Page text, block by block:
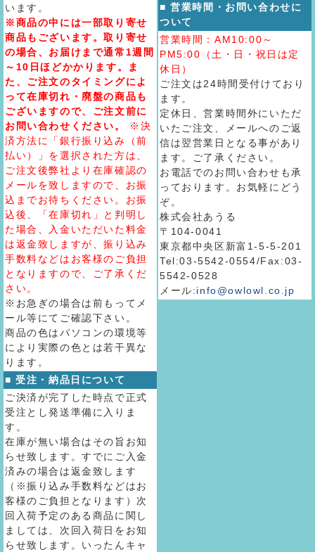
います。
※商品の中には一部取り寄せ
商品もございます。取り寄せ
の場合、お届けまで通常1週間
～10日ほどかかります。ま
た、ご注文のタイミングによ
って在庫切れ・廃盤の商品も
ございますので、ご注文前に
お問い合わせください。
※決
済方法に「銀行振り込み（前
払い）」を選択された方は、
ご注文後弊社より在庫確認の
メールを致しますので、お振
込までお待ちください。お振
込後、「在庫切れ」と判明し
た場合、入金いただいた料金
は返金致しますが、振り込み
手数料などはお客様のご負担
となりますので、ご了承くだ
さい。
※お急ぎの場合は前もってメ
ール等にてご確認下さい。
商品の色はパソコンの環境等
により実際の色とは若干異な
ります。
■ 受注・納品日について
ご決済が完了した時点で正式
受注とし発送準備に入りま
す。
在庫が無い場合はその旨お知
らせ致します。すでにご入金
済みの場合は返金致します
（※振り込み手数料などはお
客様のご負担となります）次
回入荷予定のある商品に関し
ましては、次回入荷日をお知
らせ致します。いったんキャ
■ 営業時間・お問い合わせに
ついて
営業時間：AM10:00～
PM5:00（土・日・祝日は定
休日）
ご注文は24時間受付けており
ます。
定休日、営業時間外にいただ
いたご注文、メールへのご返
信は翌営業日となる事があり
ます。ご了承ください。
お電話でのお問い合わせも承
っております。お気軽にどう
ぞ。
株式会社あうる
〒104-0041
東京都中央区新富1-5-5-201
Tel:03-5542-0554/Fax:03-
5542-0528
メール:info@owlowl.co.jp